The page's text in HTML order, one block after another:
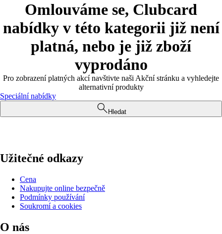
Omlouváme se, Clubcard
nabídky v této kategorii již není
platná, nebo je již zboží
vyprodáno
Pro zobrazení platných akcí navštivte naši Akční stránku a vyhledejte
alternativní produkty
Speciální nabídky
Hledat
Užitečné odkazy
Cena
Nakupujte online bezpečně
Podmínky používání
Soukromí a cookies
O nás